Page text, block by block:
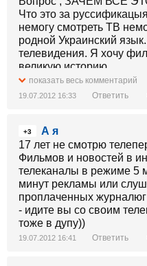
Что это за
немогу смотреть ТВ
родной Украинский
телевидения. Я хочу
великую историю
Хочу Украинские песни,
культкра соседней
КОГДА ЭТО
ИЗБАВТЕ УКРАИНЦЕВ
СВОЛОЧИ ОСТАВТЕ
показать весь комментарий
19.07.2012 16:33 Ответить
+3
А я
17 лет не смотрю
Фильмов и новостей в
телеканалы в режиме 5
минут рекламы или
проплаченных
- идите вы со своим
тоже в дупу))
19.07.2012 16:41 Ответить